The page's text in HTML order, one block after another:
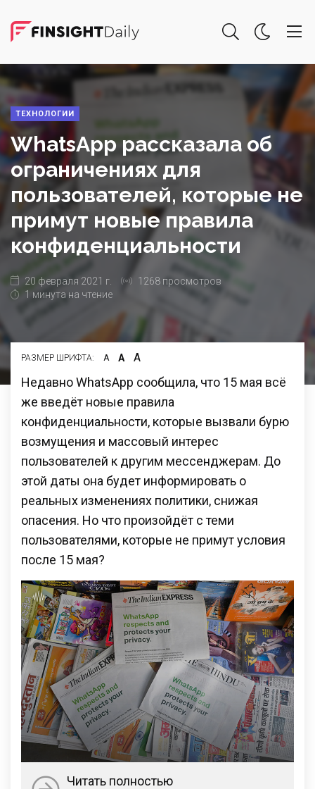
ТЕХНОЛОГИИ
WhatsApp рассказала об
ограничениях для
пользователей, которые не
примут новые правила
конфиденциальности
20 февраля 2021 г.
1268 просмотров
1 минута на чтение
РАЗМЕР ШРИФТА: А А А
Недавно WhatsApp сообщила, что 15 мая всё
же введёт новые правила
конфиденциальности, которые вызвали бурю
возмущения и массовый интерес
пользователей к другим мессенджерам. До
этой даты она будет информировать о
реальных изменениях политики, снижая
опасения. Но что произойдёт с теми
пользователями, которые не примут условия
после 15 мая?
Читать полностью